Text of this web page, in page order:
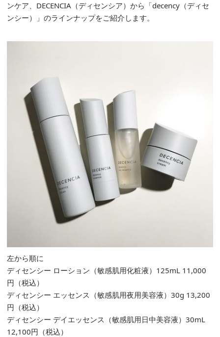
ンケア、DECENCIA（ディセンシア）から「decency（ディセ
ンシー）」のラインナップをご紹介します。
左から順に
ディセンシー ローション（敏感肌用化粧液）125mL 11,000
円（税込）
ディセンシー エッセンス（敏感肌用夜用美容液）30g 13,200
円（税込）
ディセンシー デイエッセンス（敏感肌用日中美容液）30mL
12,100円（税込）